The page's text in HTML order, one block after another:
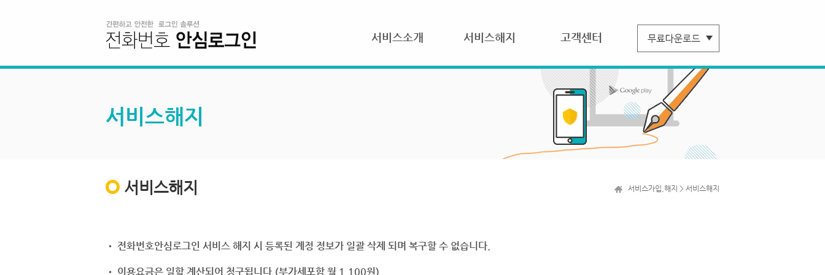
서비스소개 서비스해지 고객센터
서비스해지
서비스해지 서비스가입,해지 > 서비스해지
• 전화번호안심로그인 서비스 해지 시 등록된 계정 정보가 일괄 삭제 되며 복구할 수 없습니다.
• 이용요금은 일할 계산되어 청구됩니다.(부가세포함 월 1,100원)